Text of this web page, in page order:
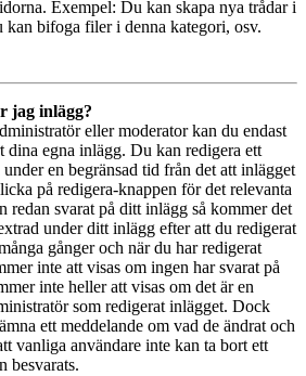
Exempel: Du kan skapa nya trådar i
kan bifoga filer i denna kategori, osv.
jag inlägg?
eller moderator kan du endast
dina egna inlägg. Du kan redigera ett
en begränsad tid från det att inlägget
på redigera-knappen för det relevanta
redan svarat på ditt inlägg så kommer det
under ditt inlägg efter att du redigerat
gånger och när du har redigerat
inte att visas om ingen har svarat på
inte heller att visas om det är en
som redigerat inlägget. Dock
ett meddelande om vad de ändrat och
vanliga användare inte kan ta bort ett
besvarats.